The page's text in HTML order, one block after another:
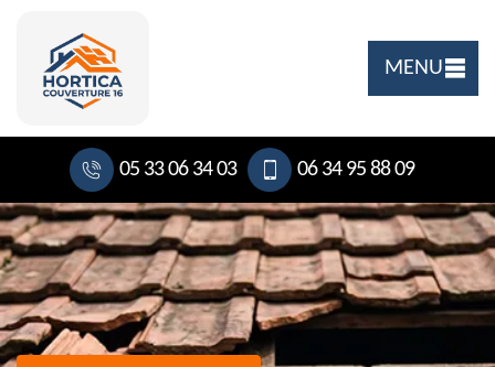
MENU
05 33 06 34 03 06 34 95 88 09